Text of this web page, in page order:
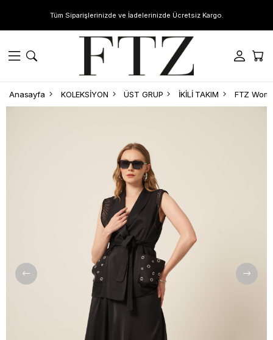
Tüm Siparişlerinizde ve İadelerinizde Ücretsiz Kargo.
Anasayfa KOLEKSİYON ÜST GRUP İKİLİ TAKIM FTZ